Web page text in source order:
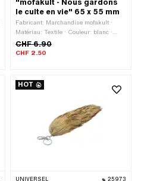
"mofakult - Nous gardons
le culte en vie" 65 x 55 mm
Fabricant: Marchandise mofakult ·
Matériau: Textile · Couleur: blanc ·
Largeur: 55 mm · Longueur totale: 65
mm · Type de fermeture: Porte-clés
CHF 6.90
CHF 2.50
HOT
UNIVERSEL 25973